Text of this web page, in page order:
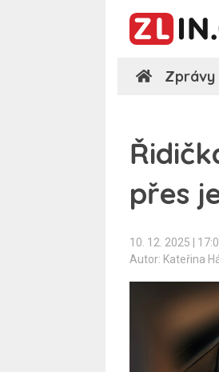
Zprávy
přes
10. 12. 2025 |
Autor: Kateřina